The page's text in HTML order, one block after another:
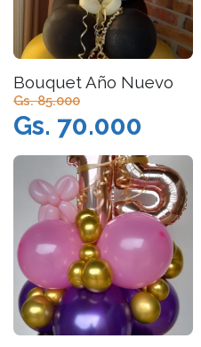
Bouquet Año Nuevo
Gs. 85.000
Gs. 70.000